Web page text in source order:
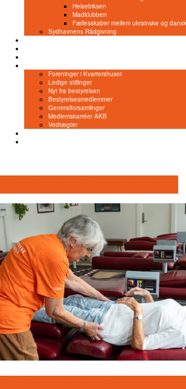
Helsebiksen
Madklubben
Fællesskaber mellem ukrainske og
Sydhavnens Rådgivning
Foreninger i Kvartershuset
Ledige stillinger
Nyt fra bestyrelsen
Bestyrelsesmedlemmer
Generalforsamlinger
Medlemskarréer AKB
Vedtægter